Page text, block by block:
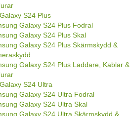
S24 Plus
Galaxy S24 Plus Fodral
Galaxy S24 Plus Skal
Galaxy S24 Plus Skärmskydd &
Galaxy S24 Plus Laddare, Kablar &
S24 Ultra
Galaxy S24 Ultra Fodral
Galaxy S24 Ultra Skal
Galaxy S24 Ultra Skärmskydd &